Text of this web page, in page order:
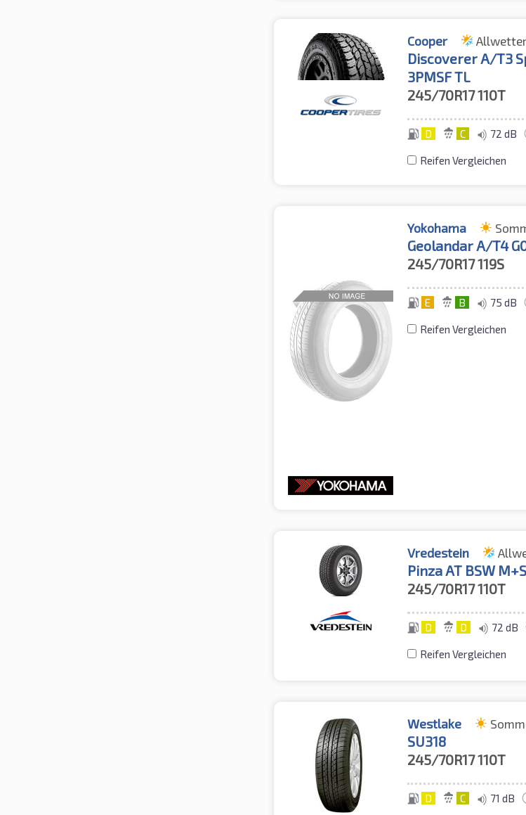
Cooper
Discoverer A/T3
3PMSF TL
245/70R17110T
D C 72 dB
Reifen Vergleichen
Yokohama
Geolandar A/T4
245/70R17119S
E B 75 dB
Reifen Vergleichen
Vredestein
Pinza AT BSW
245/70R17110T
D D 72 dB
Reifen Vergleichen
Westlake
SU318
245/70R17110T
D C 71 dB